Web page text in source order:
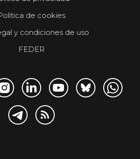
de cookies
y condiciones de uso
FEDER